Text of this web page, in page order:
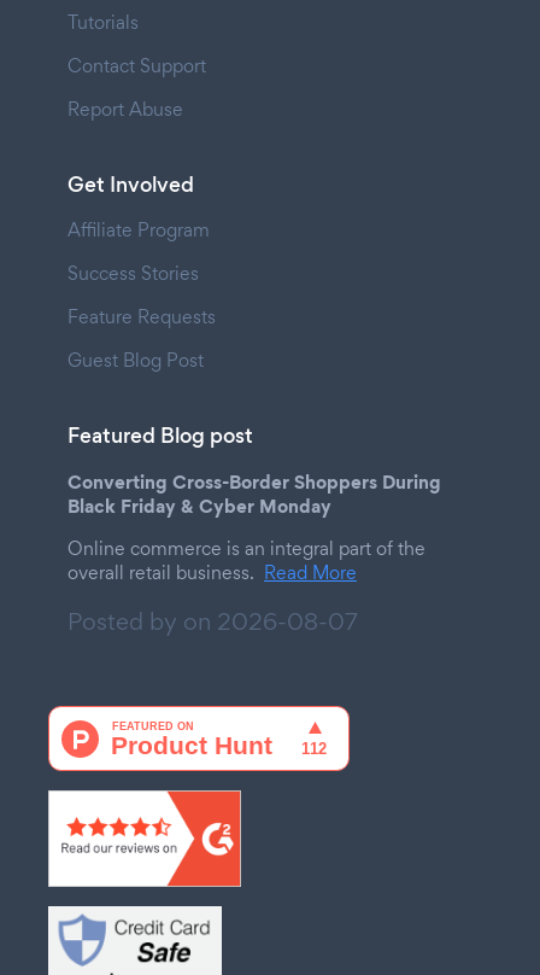
Tutorials
Contact Support
Report Abuse
Get Involved
Affiliate Program
Success Stories
Feature Requests
Guest Blog Post
Featured Blog post
Converting Cross-Border Shoppers During
Black Friday & Cyber Monday
Online commerce is an integral part of the
overall retail business. Read More
Posted by on 2026-08-07